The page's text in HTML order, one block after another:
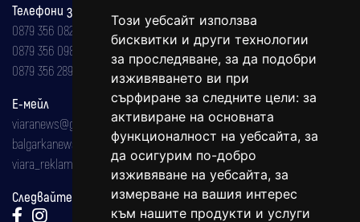
Този уебсайт използва
бисквитки и други технологии
за проследяване, за да подобри
изживяването ви при
сърфиране за следните цели: за
активиране на основната
функционалност на уебсайта, за
да осигурим по-добро
изживяване на уебсайта, за
измерване на вашия интерес
към нашите продукти и услуги
Телефони за реклама и абонаменти
0879 356 082
0879 356 098
0879 356 289
Е-мейл
viaranews@gmail.com
balgarkanews@gmail.com
viara_reklama@mail.bg
Следвайте ни: